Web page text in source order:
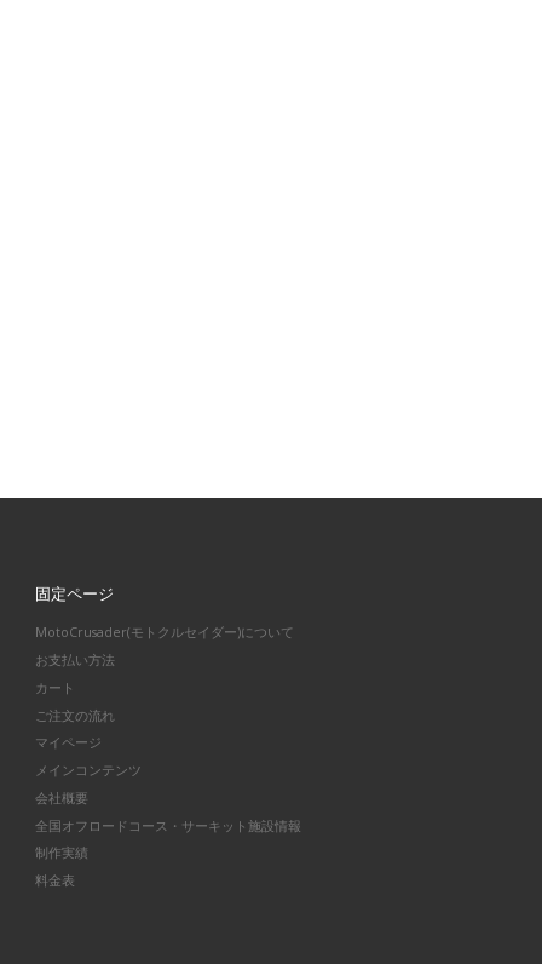
固定ページ
MotoCrusader(モトクルセイダー)について
お支払い方法
カート
ご注文の流れ
マイページ
メインコンテンツ
会社概要
全国オフロードコース・サーキット施設情報
制作実績
料金表